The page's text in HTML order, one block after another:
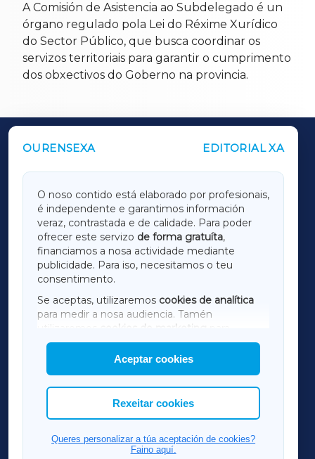
A Comisión de Asistencia ao Subdelegado é un
órgano regulado pola Lei do Réxime Xurídico
do Sector Público, que busca coordinar os
servizos territoriais para garantir o cumprimento
dos obxectivos do Goberno na provincia.
OURENSEXA EDITORIAL XA
O noso contido está elaborado por profesionais,
é independente e garantimos información
veraz, contrastada e de calidade. Para poder
ofrecer este servizo de forma gratuíta,
financiamos a nosa actividade mediante
publicidade. Para iso, necesitamos o teu
consentimento.
Se aceptas, utilizaremos cookies de analítica
para medir a nosa audiencia. Tamén
utilizaremos
cookies de marketing
mostrar publicidade de terceiros.
Así mesmo, podes personalizar a elección das
cookies que desexas permitir.
Aceptar cookies
Rexeitar cookies
Queres personalizar a túa aceptación de cookies?
Faino aquí.
OUTROS PERIÓDICOS
LUGOXA
TERRACHAXA
AMARIÑAXA
RIBEIRASACRAXA
ACORUÑAXA
FERROLXA